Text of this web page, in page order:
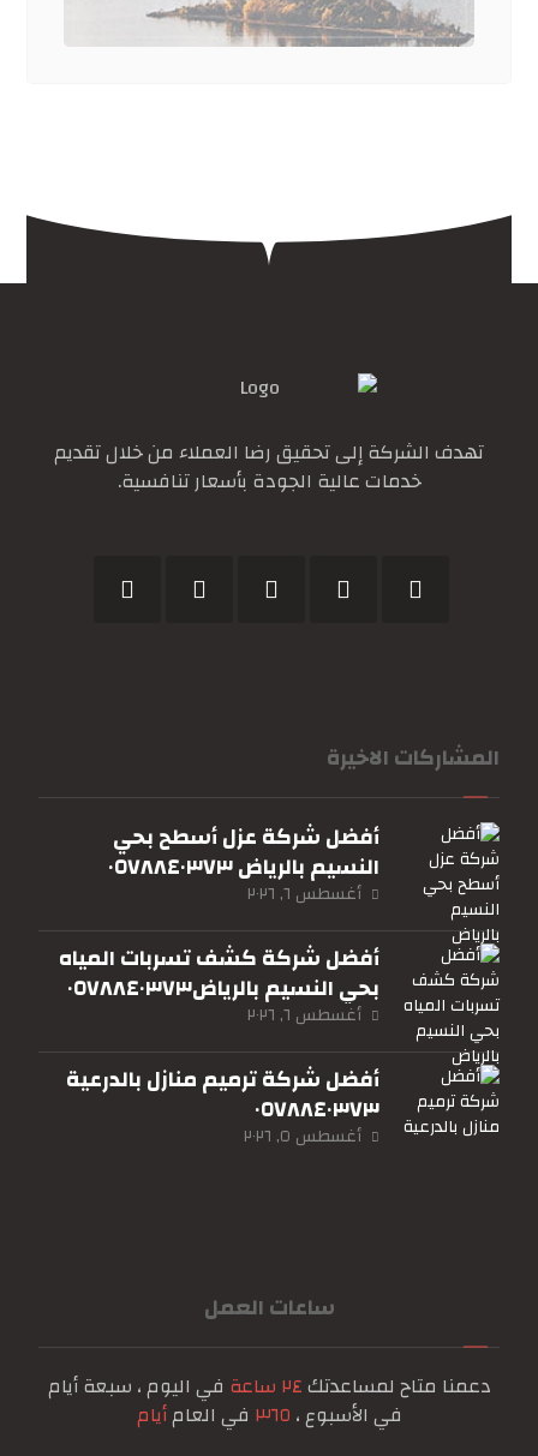
تهدف الشركة إلى تحقيق رضا العملاء من خلال تقديم
خدمات عالية الجودة بأسعار تنافسية.
المشاركات الاخيرة
أفضل شركة عزل أسطح بحي
النسيم بالرياض ٠٥٧٨٨٤٠٣٧٣
أغسطس ٦, ٢٠٢٦
أفضل شركة كشف تسربات المياه
بحي النسيم بالرياض٠٥٧٨٨٤٠٣٧٣
أغسطس ٦, ٢٠٢٦
أفضل شركة ترميم منازل بالدرعية
٠٥٧٨٨٤٠٣٧٣
أغسطس ٥, ٢٠٢٦
ساعات العمل
دعمنا متاح لمساعدتك٢٤ ساعة
في اليوم ، سبعة أيام
في الأسبوع ، ٣٦٥ في العامأيام